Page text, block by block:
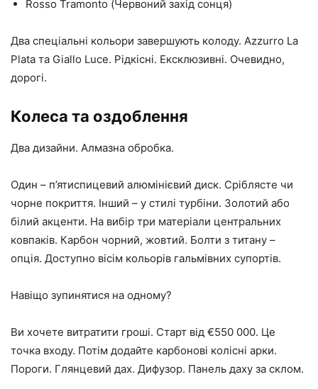
Rosso Tramonto (Червоний захід сонця)
Два спеціальні кольори завершують колоду. Azzurro La
Plata та Giallo Luce. Рідкісні. Ексклюзивні. Очевидно,
дорогі.
Колеса та оздоблення
Два дизайни. Алмазна обробка.
Один – п’ятиспицевий алюмінієвий диск. Сріблясте чи
чорне покриття. Інший – у стилі турбіни. Золотий або
білий акценти. На вибір три матеріали центральних
ковпаків. Карбон чорний, жовтий. Болти з титану –
опція. Доступно вісім кольорів гальмівних супортів.
Навіщо зупинятися на одному?
Ви хочете витратити гроші. Старт від €550 000. Це
точка входу. Потім додайте карбонові колісні арки.
Пороги. Глянцевий дах. Дифузор. Панель даху за склом.